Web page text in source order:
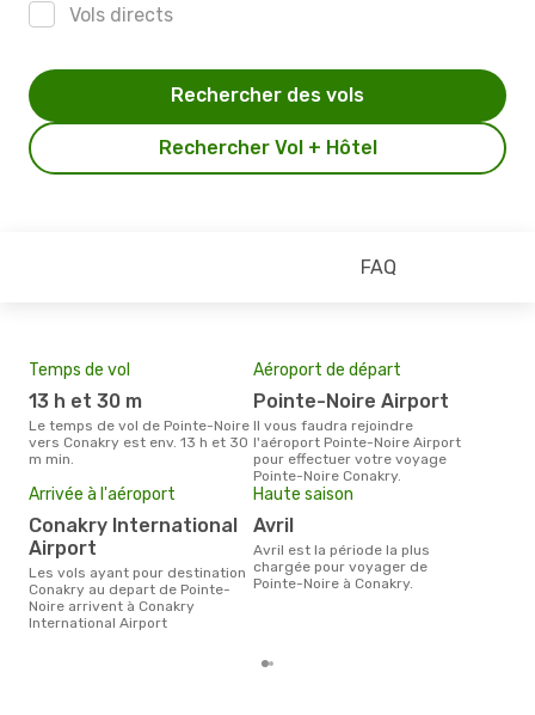
Vols directs
Rechercher Vol + Hôtel
Rechercher des vols
FAQ
Temps de vol
13 h et 30 m
Le temps de vol de Pointe-Noire
vers Conakry est env. 13 h et 30
m min.
Aéroport de départ
Pointe-Noire Airport
Il vous faudra rejoindre
l'aéroport Pointe-Noire Airport
pour effectuer votre voyage
Pointe-Noire Conakry.
Arrivée à l'aéroport
Conakry International
Airport
Les vols ayant pour destination
Conakry au depart de Pointe-
Noire arrivent à Conakry
International Airport
Haute saison
avril
avril est la période la plus
chargée pour voyager de
Pointe-Noire à Conakry.